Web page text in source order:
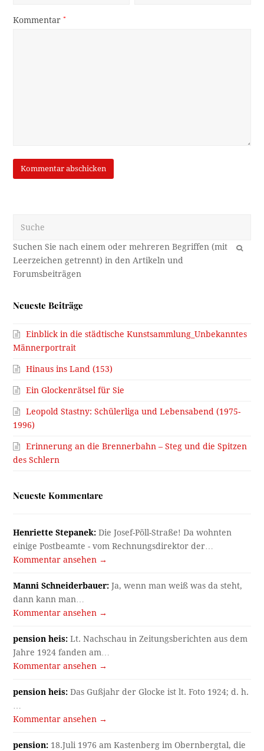
Kommentar*
OK
Neueste Beiträge
Einblick in die städtische Kunstsammlung_Unbekanntes
Männerportrait
Hinaus ins Land (153)
Ein Glockenrätsel für Sie
Leopold Stastny: Schülerliga und Lebensabend (1975-
1996)
Erinnerung an die Brennerbahn – Steg und die Spitzen
des Schlern
Neueste Kommentare
Henriette Stepanek: Die Josef-Pöll-Straße! Da wohnten
einige Postbeamte - vom Rechnungsdirektor der…
Kommentar ansehen →
Manni Schneiderbauer: Ja, wenn man weiß was da steht,
dann kann man…
Kommentar ansehen →
pension heis: Lt. Nachschau in Zeitungsberichten aus dem
Jahre 1924 fanden am…
Kommentar ansehen →
pension heis: Das Gußjahr der Glocke ist lt. Foto 1924; d. h.
…
Kommentar ansehen →
pension: 18.Juli 1976 am Kastenberg im Obernbergtal, die